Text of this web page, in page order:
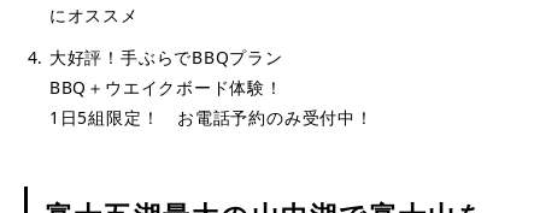
にオススメ
大好評！手ぶらでBBQプラン
BBQ＋ウエイクボード体験！
1日5組限定！ お電話予約のみ受付中！